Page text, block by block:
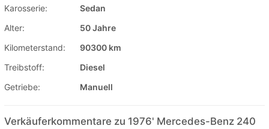
Karosserie:
Sedan
Alter:
50 Jahre
Kilometerstand:
90300 km
Treibstoff:
Diesel
Getriebe:
Manuell
Verkäuferkommentare zu 1976' Mercedes-Benz 240